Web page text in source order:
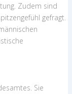
Zudem sind
gefragt.
Sie